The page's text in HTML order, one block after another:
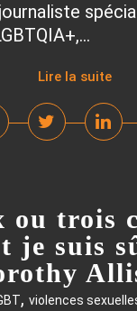
Lire la suite
ou trois
je suis
, violences